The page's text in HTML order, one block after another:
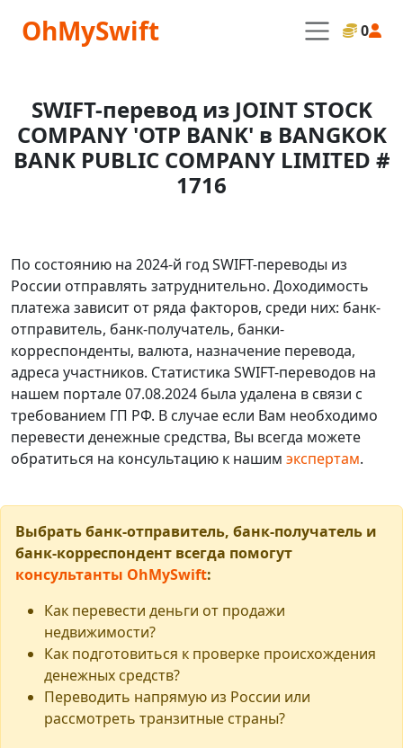
OhMySwift 0
SWIFT-перевод из JOINT STOCK
COMPANY 'OTP BANK' в BANGKOK
BANK PUBLIC COMPANY LIMITED #
1716
По состоянию на 2024-й год SWIFT-переводы из
России отправлять затруднительно. Доходимость
платежа зависит от ряда факторов, среди них: банк-
отправитель, банк-получатель, банки-
корреспонденты, валюта, назначение перевода,
адреса участников. Статистика SWIFT-переводов на
нашем портале 07.08.2024 была удалена в связи с
требованием ГП РФ. В случае если Вам необходимо
перевести денежные средства, Вы всегда можете
обратиться на консультацию к нашим экспертам.
Выбрать банк-отправитель, банк-получатель и
банк-корреспондент всегда помогут
консультанты OhMySwift:
Как перевести деньги от продажи
недвижимости?
Как подготовиться к проверке происхождения
денежных средств?
Переводить напрямую из России или
рассмотреть транзитные страны?